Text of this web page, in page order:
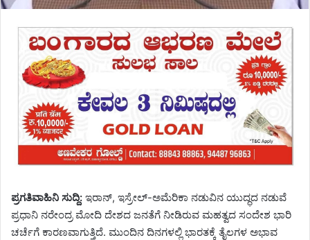
ಪ್ರಗತಿವಾಹಿನಿ ಸುದ್ದಿ: ಇರಾನ್, ಇಸ್ರೇಲ್-ಅಮೆರಿಕಾ ನಡುವಿನ ಯುದ್ಧದ ನಡುವೆ
ಪ್ರಧಾನಿ ನರೇಂದ್ರ ಮೋದಿ ದೇಶದ ಜನತೆಗೆ ನೀಡಿರುವ ಮಹತ್ವದ ಸಂದೇಶ ಭಾರಿ
ಚರ್ಚೆಗೆ ಕಾರಣವಾಗುತ್ತಿದೆ. ಮುಂದಿನ ದಿನಗಳಲ್ಲಿ ಭಾರತಕ್ಕೆ ತೈಲಗಳ ಅಭಾವ